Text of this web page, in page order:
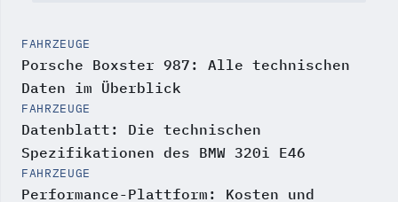
FAHRZEUGE
Porsche Boxster 987: Alle technischen
Daten im Überblick
FAHRZEUGE
Datenblatt: Die technischen
Spezifikationen des BMW 320i E46
FAHRZEUGE
Performance-Plattform: Kosten und